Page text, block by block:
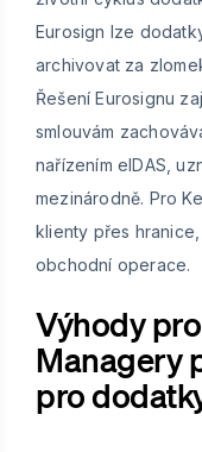
Eurosign lze
archivovat za
Řešení Eurosignu
smlouvám
nařízením eIDAS,
mezinárodně. Pro
klienty přes
obchodní operace.
Výhody
Managery
pro